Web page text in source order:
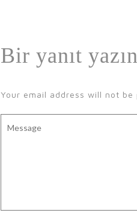
Bir yanıt yazın
Your email address will not be